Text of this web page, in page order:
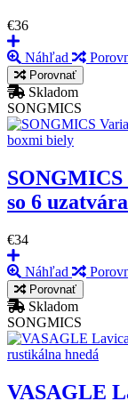
€36
Náhľad
Porovnať
Skladom
SONGMICS
so 6
€34
Náhľad
Porovnať
Skladom
SONGMICS
VASAGLE